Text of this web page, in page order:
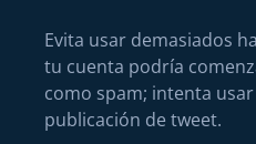
Evita usar demasiados
tu cuenta podría
como spam; intenta
publicación de tweet.